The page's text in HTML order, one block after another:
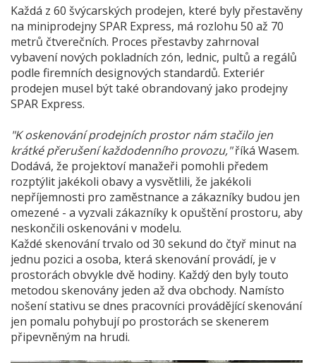
Každá z 60 švýcarských prodejen, které byly přestavěny
na miniprodejny SPAR Express, má rozlohu 50 až 70
metrů čtverečních. Proces přestavby zahrnoval
vybavení nových pokladních zón, lednic, pultů a regálů
podle firemních designových standardů. Exteriér
prodejen musel být také obrandovaný jako prodejny
SPAR Express.
"K oskenování prodejních prostor nám stačilo jen
krátké přerušení každodenního provozu,"říká Wasem.
Dodává, že projektoví manažeři pomohli předem
rozptýlit jakékoli obavy a vysvětlili, že jakékoli
nepříjemnosti pro zaměstnance a zákazníky budou jen
omezené - a vyzvali zákazníky k opuštění prostoru, aby
neskončili oskenováni v modelu.
Každé skenování trvalo od 30 sekund do čtyř minut na
jednu pozici a osoba, která skenování provádí, je v
prostorách obvykle dvě hodiny. Každý den byly touto
metodou skenovány jeden až dva obchody. Namísto
nošení stativu se dnes pracovníci provádějící skenování
jen pomalu pohybují po prostorách se skenerem
připevněným na hrudi.